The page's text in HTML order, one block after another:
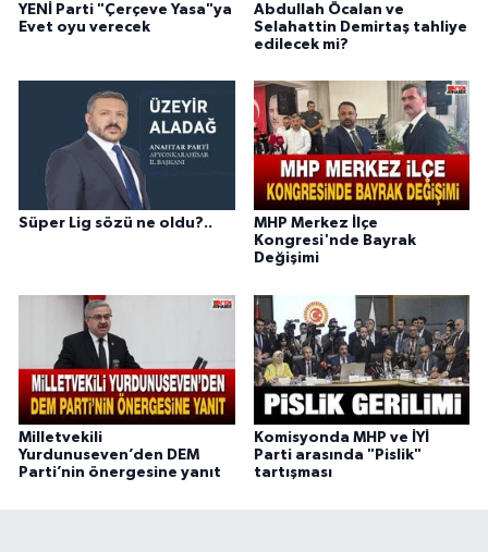
YENİ Parti "Çerçeve Yasa"ya
Evet oyu verecek
Abdullah Öcalan ve
Selahattin Demirtaş tahliye
edilecek mi?
Süper Lig sözü ne oldu?..
MHP Merkez İlçe
Kongresi'nde Bayrak
Değişimi
Milletvekili
Yurdunuseven’den DEM
Parti’nin önergesine yanıt
Komisyonda MHP ve İYİ
Parti arasında "Pislik"
tartışması